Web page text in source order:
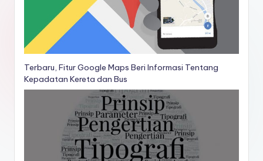
Terbaru, Fitur Google Maps Beri Informasi Tentang
Kepadatan Kereta dan Bus